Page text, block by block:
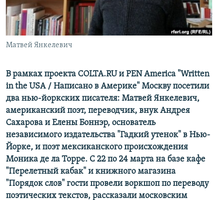
Матвей Янкелевич
В рамках проекта COLTA.RU и PEN America "Written
in the USA/ Написано в Америке" Москву посетили
два нью-йоркских писателя: Матвей Янкелевич,
американский поэт, переводчик, внук Андрея
Сахарова и Елены Боннэр, основатель
независимого издательства "Гадкий утенок" в Нью-
Йорке, и поэт мексиканского происхождения
Моника де ла Торре. С 22 по 24 марта на базе кафе
"Перелетный кабак" и книжного магазина
"Порядок слов" гости провели воркшоп по переводу
поэтических текстов, рассказали московским